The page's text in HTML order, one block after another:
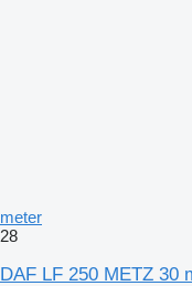
meter
28
DAF LF 250 METZ 30